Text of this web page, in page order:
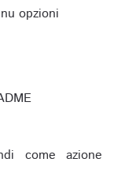
opzioni
come azione